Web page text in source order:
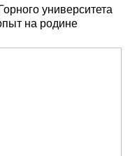
университета
на родине